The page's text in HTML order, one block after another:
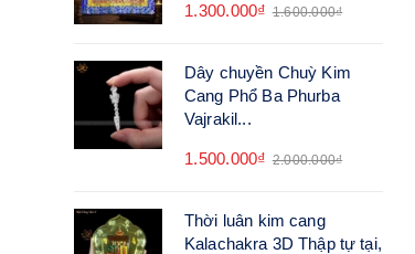
1.300.000₫ 1.600.000₫
Dây chuyền Chuỳ Kim
Cang Phổ Ba Phurba
Vajrakil...
1.500.000₫ 2.000.000₫
Thời luân kim cang
Kalachakra 3D Thập tự tại,